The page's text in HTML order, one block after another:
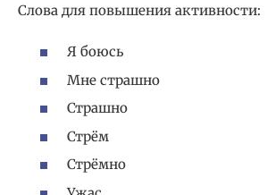
Слова для повышения активности:
Я боюсь
Мне страшно
Страшно
Стрём
Стрёмно